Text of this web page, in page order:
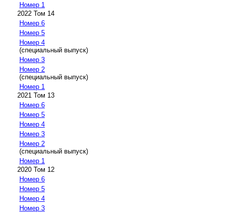
Номер 1
2022 Том 14
Номер 6
Номер 5
Номер 4
(специальный выпуск)
Номер 3
Номер 2
(специальный выпуск)
Номер 1
2021 Том 13
Номер 6
Номер 5
Номер 4
Номер 3
Номер 2
(специальный выпуск)
Номер 1
2020 Том 12
Номер 6
Номер 5
Номер 4
Номер 3